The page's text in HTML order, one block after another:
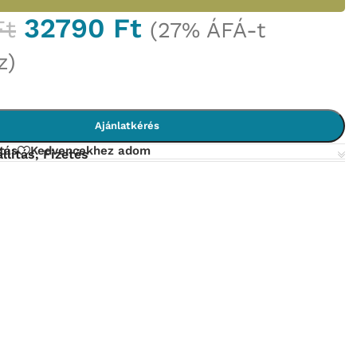
32790 Ft (27% ÁFÁ-t
Ajánlatkérés
Kedvencekhez adom
Fizetés